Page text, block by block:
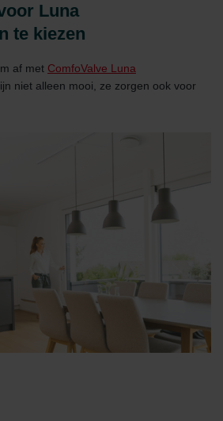
Luna
te kiezen
af met ComfoValve Luna
niet alleen mooi, ze zorgen ook voor